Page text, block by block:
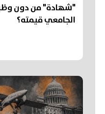
"شهادة" من دون
الجامعي قيمته؟